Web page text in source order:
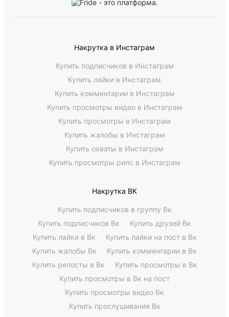
Накрутка в Инстаграм
Купить подписчиков в Инстаграм
Купить лайки в Инстаграм
Купить комментарии в Инстаграм
Купить просмотры видео в Инстаграм
Купить просмотры в Инстаграм
Купить жалобы в Инстаграм
Купить охваты в Инстаграм
Купить просмотры рилс в Инстаграм
Накрутка ВК
Купить подписчиков в группу Вк
Купить подписчиков Вк
Купить друзей Вк
Купить лайки в Вк
Купить лайки на пост в Вк
Купить жалобы Вк
Купить комментарии в Вк
Купить репосты в Вк
Купить просмотры в Вк
Купить просмотры в Вк на пост
Купить просмотры видео Вк
Купить прослушивания Вк